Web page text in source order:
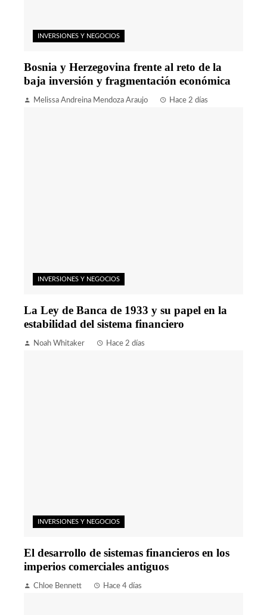
INVERSIONES Y NEGOCIOS
Bosnia y Herzegovina frente al reto de la
baja inversión y fragmentación económica
Melissa Andreina Mendoza Araujo Hace 2 días
INVERSIONES Y NEGOCIOS
La Ley de Banca de 1933 y su papel en la
estabilidad del sistema financiero
Noah Whitaker Hace 2 días
INVERSIONES Y NEGOCIOS
El desarrollo de sistemas financieros en los
imperios comerciales antiguos
Chloe Bennett Hace 4 días